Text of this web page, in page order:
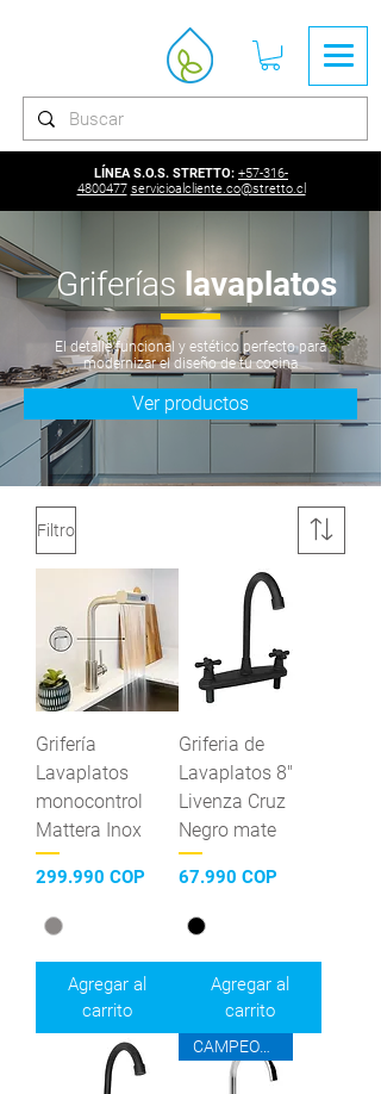
LÍNEA S.O.S. STRETTO: +57-316-
4800477 servicioalcliente.co@stretto.cl
Griferías lavaplatos
El detalle funcional y estético perfecto para
modernizar el diseño de tu cocina
Ver productos
Filtro
Grifería
Lavaplatos
monocontrol
Mattera Inox
Precio
299.990 COP
Agregar al
carrito
Griferia de
Lavaplatos 8"
Livenza Cruz
Negro mate
Precio
67.990 COP
Agregar al
carrito